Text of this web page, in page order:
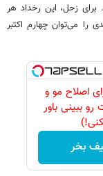
برای زحل، این رخداد هر
را می‌توان چهارم اکتبر
اصلاح مو و
ببینی باور
بخر